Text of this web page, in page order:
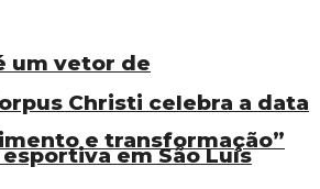
Christi celebra a data
em São Luís
um vetor de
e transformação”